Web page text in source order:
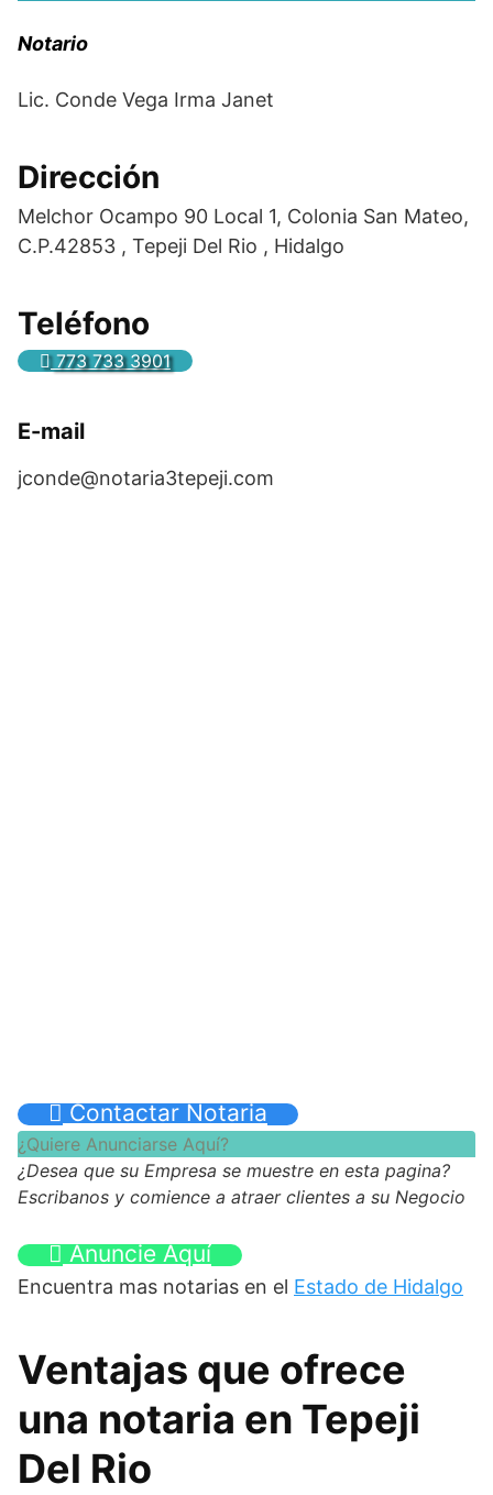
Notario
Lic. Conde Vega Irma Janet
Dirección
Melchor Ocampo 90 Local 1, Colonia San Mateo,
C.P.42853 , Tepeji Del Rio , Hidalgo
Teléfono
773 733 3901
E-mail
jconde@notaria3tepeji.com
Contactar Notaria
¿Quiere Anunciarse Aquí?
¿Desea que su Empresa se muestre en esta pagina?
Escribanos y comience a atraer clientes a su Negocio
Anuncie Aquí
Encuentra mas notarias en el Estado de Hidalgo
Ventajas que ofrece
una notaria en Tepeji
Del Rio